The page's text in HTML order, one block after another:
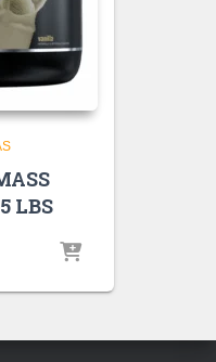
LBS